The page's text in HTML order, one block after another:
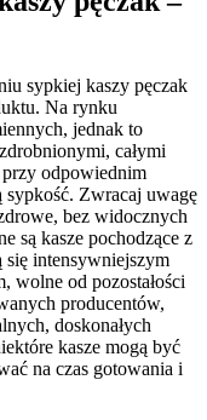
sypkiej kaszy pęczak
Na rynku
jednak to
całymi
odpowiednim
sypkość. Zwracaj uwagę
bez widocznych
są kasze pochodzące z
się intensywniejszym
wolne od pozostałości
producentów,
doskonałych
kasze mogą być
na czas gotowania i